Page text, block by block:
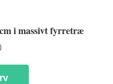
i massivt fyrretræ